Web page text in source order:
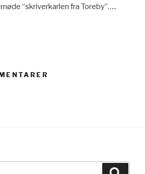
“skriverkarlen fra Toreby”…..